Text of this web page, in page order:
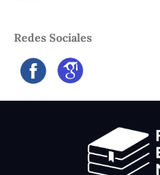
Redes Sociales